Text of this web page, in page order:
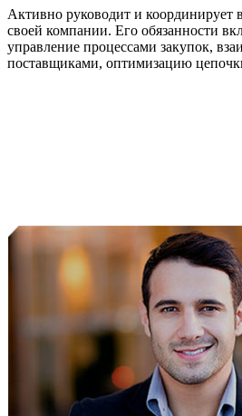
Активно руководит и координирует
своей компании. Его обязанности
управление процессами закупок,
поставщиками, оптимизацию